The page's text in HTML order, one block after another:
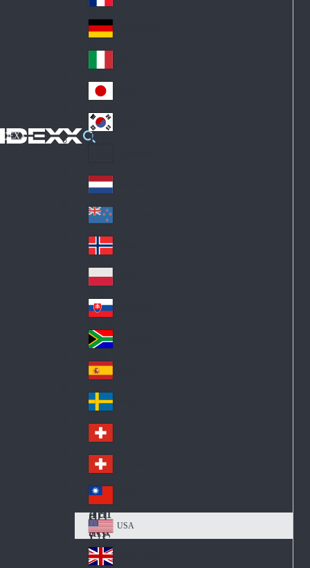
IDEXX
d
Fra
nc
e
Ge
an
y
Ital
y
Jap
an
Ko
Lat
in
A
me
ric
a
Ne
the
rla
nd
s
Ne
w
Ze
ala
nd
No
rw
ay
Pol
an
d
Slo
va
kia
So
uth
Af
ric
a
Sp
ain
Sw
ed
en
Sw
itz
erl
an
d
Sw
itz
erl
an
d
Tai
wa
n
US
A
USA